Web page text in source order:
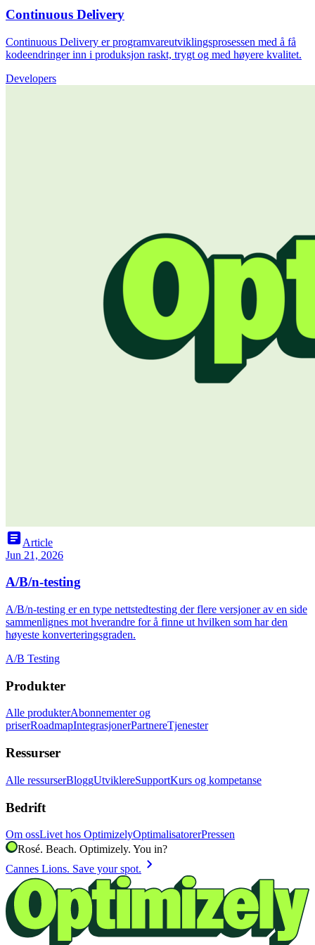
Continuous Delivery
Continuous Delivery er programvareutviklingsprosessen med å få
kodeendringer inn i produksjon raskt, trygt og med høyere kvalitet.
Developers
articleArticle
Jun 21, 2026
A/B/n-testing
A/B/n-testing er en type nettstedtesting der flere versjoner av en side
sammenlignes mot hverandre for å finne ut hvilken som har den
høyeste konverteringsgraden.
A/B Testing
Produkter
Alle produkterAbonnementer og
priserRoadmapIntegrasjonerPartnereTjenester
Ressurser
Alle ressurserBloggUtviklereSupportKurs og kompetanse
Bedrift
Om ossLivet hos OptimizelyOptimalisatorerPressen
Rosé. Beach. Optimizely. You in?
Cannes Lions. Save your spot. chevron_right